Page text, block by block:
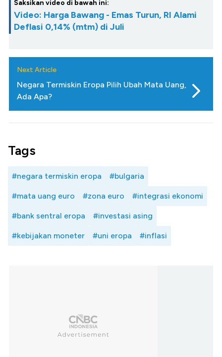
Saksikan video di bawah ini:
Video: Harga Bawang - Emas Turun, RI Alami
Deflasi 0,14% (mtm) di Juli
Next Article
Negara Termiskin Eropa Pilih Ubah Mata Uang,
Ada Apa?
Tags
#negara termiskin eropa #bulgaria
#mata uang euro #zona euro #integrasi ekonomi
#bank sentral eropa #investasi asing
#kebijakan moneter #uni eropa #inflasi